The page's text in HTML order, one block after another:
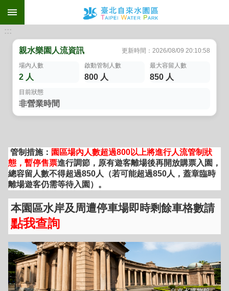
跳到主要內容區塊
:::
管制措施： 園區場內人數超過800以上將進行人流管制狀
態，暫停售票進行調節，原有遊客離場後再開放購票入園，
總容留人數不得超過850人（若可能超過850人，蓋章臨時
離場遊客仍需等待入園）。
本園區水岸及周遭停車場即時剩餘車格數請
點我查詢